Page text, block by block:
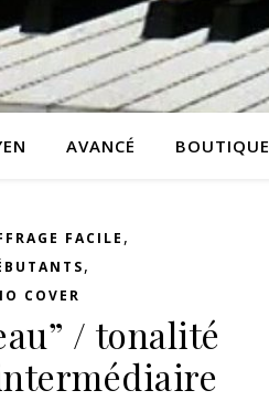
AVANCÉ BOUTIQUE
FACILE ,
,
COVER
/ tonalité